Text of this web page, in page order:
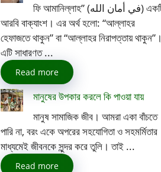
ফি আমানিল্লাহ” (في أمان الله) একটি
আরবি বাক্যাংশ। এর অর্থ হলো: “আল্লাহর
হেফাজতে থাকুন” বা “আল্লাহর নিরাপত্তায় থাকুন”।
এটি সাধারণত ...
Read more
মানুষের উপকার করলে কি পাওয়া যায়
মানুষ সামাজিক জীব। আমরা একা বাঁচতে
পারি না, বরং একে অপরের সহযোগিতা ও সহমর্মিতার
মাধ্যমেই জীবনকে সুন্দর করে তুলি। তাই ...
Read more